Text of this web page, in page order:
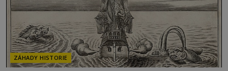
ZÁHADY HISTORIE